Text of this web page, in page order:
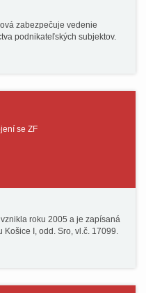
zabezpečuje vedenie
podnikateľských subjektov.
se ZF
roku 2005 a je zapísaná
I, odd. Sro, vl.č. 17099.